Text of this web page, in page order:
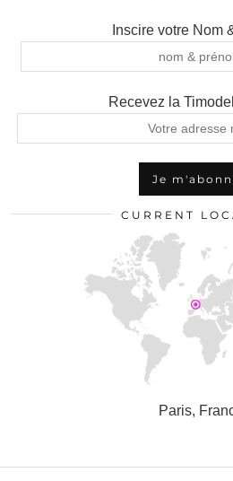
Inscire votre Nom
Recevez la
CURRENT
Paris,